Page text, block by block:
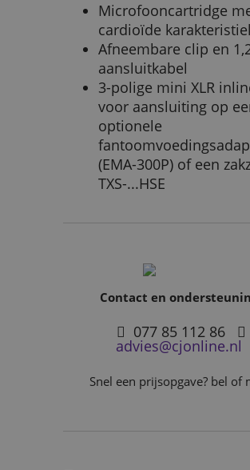
Microfooncartridge
cardioïde
Afneembare clip en
aansluitkabel
3-polige mini XLR
voor aansluiting op
optionele
(EMA-300P) of een
TXS-...HSE
Contact en
077 85 112 86
advies@cjonline.nl
Snel een prijsopgave? bel of